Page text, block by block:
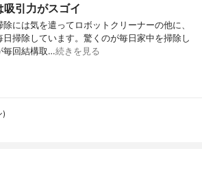
引力がスゴイ
には気を遣ってロボットクリーナーの他に、
日掃除しています。驚くのが毎日家中を掃除し
毎回結構取…続きを見る
)